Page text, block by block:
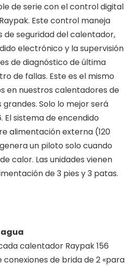
de serie con el control digital
Este control maneja
de seguridad del calentador,
electrónico y la supervisión
de diagnóstico de última
de fallas. Este es el mismo
en nuestros calentadores de
grandes. Solo lo mejor será
El sistema de encendido
alimentación externa (120
un piloto solo cuando
calor. Las unidades vienen
de 3 pies y 3 patas.
agua
calentador Raypak 156
de brida de 2 «para